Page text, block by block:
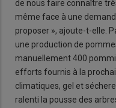
de nous faire connaître
même face à une
proposer », ajoute-t-elle.
une production de
manuellement 400
efforts fournis à la
climatiques, gel et
ralenti la pousse des